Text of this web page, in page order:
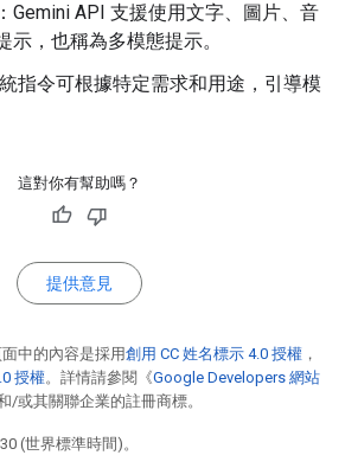
：Gemini API 支援使用文字、圖片、音
示，也稱為多模態提示。
統指令可根據特定需求和用途，引導模
這對你有幫助嗎？
提供意見
中的內容是採用創用 CC 姓名標示 4.0 授權 ，
授權。詳情請參閱《Google Developers 網站
/或其關聯企業的註冊商標。
(世界標準時間)。